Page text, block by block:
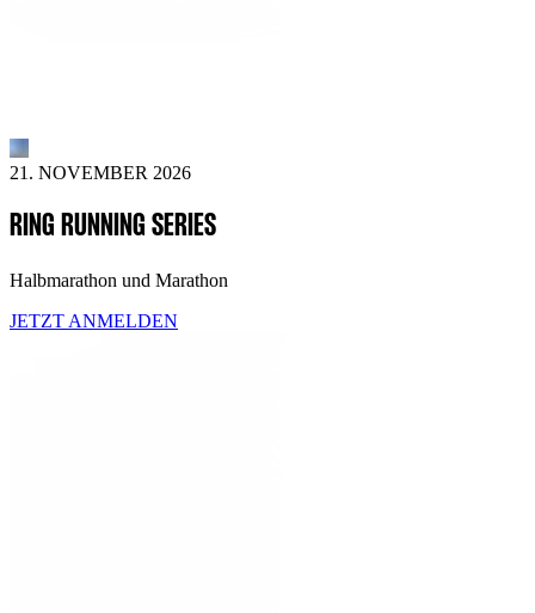
21. NOVEMBER 2026
RING RUNNING SERIES
Halbmarathon und Marathon
JETZT ANMELDEN